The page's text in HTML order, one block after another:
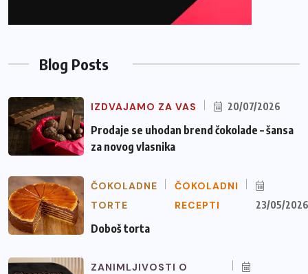
Blog Posts
IZDVAJAMO ZA VAS 20/07/2026
Prodaje se uhodan brend čokolade – šansa
za novog vlasnika
ČOKOLADNE
TORTE
ČOKOLADNI
RECEPTI
23/05/2026
Doboš torta
ZANIMLJIVOSTI O